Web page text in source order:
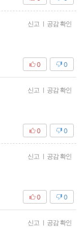
신고 | 공감 확인
0
0
신고 | 공감 확인
0
0
신고 | 공감 확인
0
0
신고 | 공감 확인